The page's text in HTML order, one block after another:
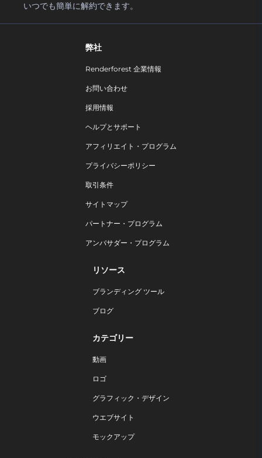
いつでも簡単に解約できます。
弊社
Renderforest 企業情報
お問い合わせ
採用情報
ヘルプとサポート
アフィリエイト・プログラム
プライバシーポリシー
取引条件
サイトマップ
パートナー・プログラム
アンバサダー・プログラム
リソース
ブランディング ツール
ブログ
カテゴリー
動画
ロゴ
グラフィック・デザイン
ウエブサイト
モックアップ